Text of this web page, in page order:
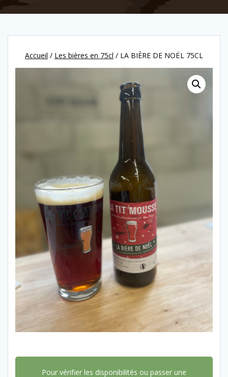
Accueil / Les bières en 75cl / LA BIÈRE DE NOËL 75CL
Pour vérifier les disponibilités ou passer une